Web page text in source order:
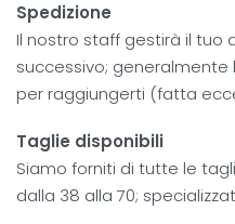
Spedizione
Il nostro staff gestirà il tuo
successivo;
per raggiungerti (fatta
Taglie disponibili
Siamo forniti di tutte le
dalla 38 alla 70;